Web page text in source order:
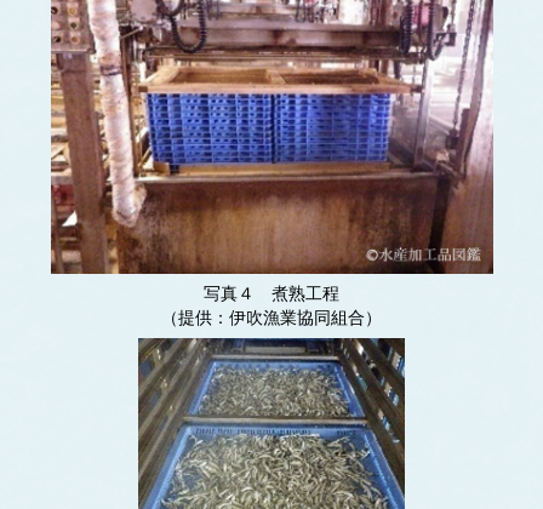
写真４ 煮熟工程
（提供：伊吹漁業協同組合）